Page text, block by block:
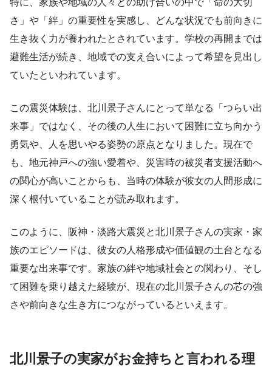
特に、家族や地域の人々との助け合いの中で「命の大切
さ」や「絆」の重要性を実感し、どんな状況でも前向きに
生き抜く力が養われたとされています。学校の再開までは
避難生活が続き、地域での支え合いによって希望を見出し
ていたといわれています。
この震災体験は、北川景子さんにとって単なる「つらい出
来事」ではなく、その後の人生において困難に立ち向かう
勇気や、人を思いやる姿勢の原点となりました。現在で
も、地元神戸への強い愛着や、災害時の被災者支援活動へ
の関心が高いことからも、当時の体験が彼女の人間形成に
深く根付いていることが読み取れます。
このように、阪神・淡路大震災と北川景子さんの実家・家
族のエピソードは、彼女の人格形成や価値観の土台となる
重要な出来事です。家族の絆や地域社会との関わり、そし
て困難を乗り越えた経験が、現在の北川景子さんの芯の強
さや前向きな生き方につながっているといえます。
北川景子の実家がお金持ちと言われる理